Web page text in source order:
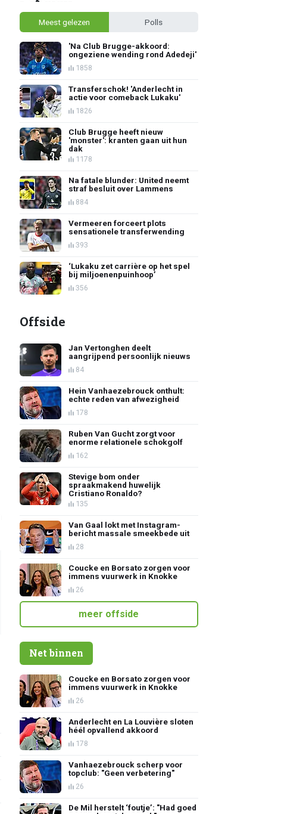
Meest gelezen Polls
'Na Club Brugge-akkoord:
ongeziene wending rond Adedeji'
1858
Transferschok! 'Anderlecht in
actie voor comeback Lukaku'
1826
Club Brugge heeft nieuw
'monster': kranten gaan uit hun
dak
1178
Na fatale blunder: United neemt
straf besluit over Lammens
884
Vermeeren forceert plots
sensationele transferwending
393
‘Lukaku zet carrière op het spel
bij miljoenenpuinhoop’
356
Offside
Jan Vertonghen deelt
aangrijpend persoonlijk nieuws
84
Hein Vanhaezebrouck onthult:
echte reden van afwezigheid
178
Ruben Van Gucht zorgt voor
enorme relationele schokgolf
162
Stevige bom onder
spraakmakend huwelijk
Cristiano Ronaldo?
135
Van Gaal lokt met Instagram-
bericht massale smeekbede uit
28
Coucke en Borsato zorgen voor
immens vuurwerk in Knokke
26
meer offside
Net binnen
Coucke en Borsato zorgen voor
immens vuurwerk in Knokke
26
Anderlecht en La Louvière sloten
héél opvallend akkoord
178
Vanhaezebrouck scherp voor
topclub: "Geen verbetering"
26
De Mil herstelt ‘foutje’: "Had goed